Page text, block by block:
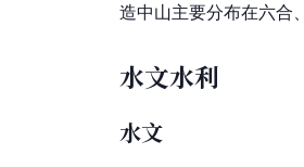
造中山主要分布在六
水文水利
水文